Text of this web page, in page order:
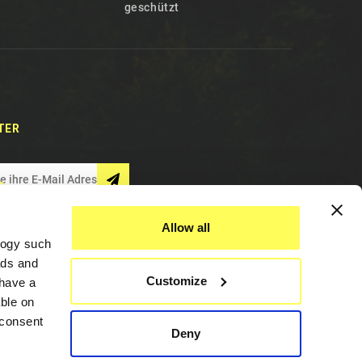
such
and
a
on
Allow all
Customize
Deny
geschützt
Hilfe